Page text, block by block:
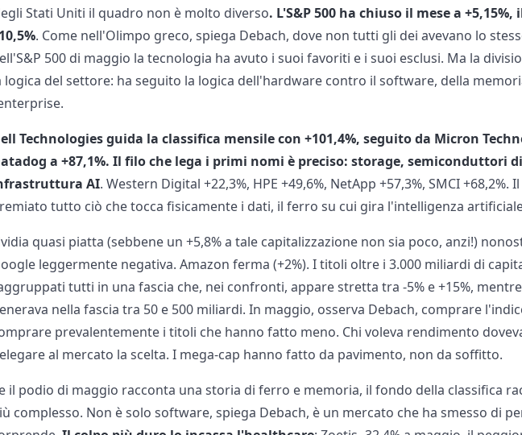
Stati Uniti il quadro non è molto diverso. L'S&P 500 ha chiuso il mese a +5,15%,
. Come nell'Olimpo greco, spiega Debach, dove non tutti gli dei avevano lo
500 di maggio la tecnologia ha avuto i suoi favoriti e i suoi esclusi. Ma la
logica del settore: ha seguito la logica dell'hardware contro il software, della
Technologies guida la classifica mensile con +101,4%, seguito da Micron
a +87,1%. Il filo che lega i primi nomi è preciso: storage, semiconduttori
AI. Western Digital +22,3%, HPE +49,6%, NetApp +57,3%, SMCI +68,2%.
tutto ciò che tocca fisicamente i dati, il ferro su cui gira l'intelligenza
quasi piatta (sebbene un +5,8% a tale capitalizzazione non sia poco, anzi!)
leggermente negativa. Amazon ferma (+2%). I titoli oltre i 3.000 miliardi di
tutti in una fascia che, nei confronti, appare stretta tra -5% e +15%,
nella fascia tra 50 e 500 miliardi. In maggio, osserva Debach, comprare
prevalentemente i titoli che hanno fatto meno. Chi voleva rendimento
al mercato la scelta. I mega-cap hanno fatto da pavimento, non da soffitto.
il podio di maggio racconta una storia di ferro e memoria, il fondo della classifica
complesso. Non è solo software, spiega Debach, è un mercato che ha smesso di